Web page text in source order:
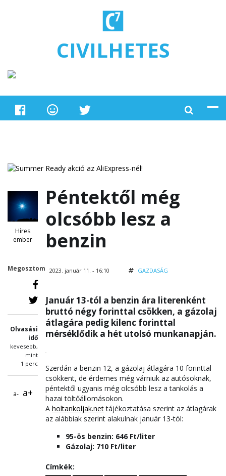
CIVILHETES
Híres
ember
Megosztom
Olvasási
idő
kevesebb,
mint
1 perc
a- a+
Péntektől még
olcsóbb lesz a
benzin
2023. január 11. - 16:10 GAZDASÁG
Január 13-tól a benzin ára literenként
bruttó négy forinttal csökken, a gázolaj
átlagára pedig kilenc forinttal
mérséklődik a hét utolsó munkanapján.
Szerdán a benzin 12, a gázolaj átlagára 10 forinttal
csökkent, de érdemes még várniuk az autósoknak,
péntektől ugyanis még olcsóbb lesz a tankolás a
hazai töltőállomásokon.
A holtankoljak.nettájékoztatása szerint az átlagárak
az alábbiak szerint alakulnak január 13-tól:
95-ös benzin: 646 Ft/liter
Gázolaj: 710 Ft/liter
Címkék: